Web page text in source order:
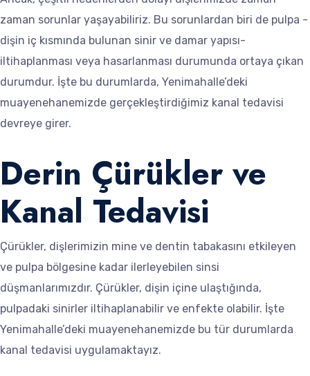
zaman sorunlar yaşayabiliriz. Bu sorunlardan biri de pulpa -
dişin iç kısmında bulunan sinir ve damar yapısı-
iltihaplanması veya hasarlanması durumunda ortaya çıkan
durumdur. İşte bu durumlarda, Yenimahalle’deki
muayenehanemizde gerçekleştirdiğimiz kanal tedavisi
devreye girer.
Derin Çürükler ve
Kanal Tedavisi
Çürükler, dişlerimizin mine ve dentin tabakasını etkileyen
ve pulpa bölgesine kadar ilerleyebilen sinsi
düşmanlarımızdır. Çürükler, dişin içine ulaştığında,
pulpadaki sinirler iltihaplanabilir ve enfekte olabilir. İşte
Yenimahalle’deki muayenehanemizde bu tür durumlarda
kanal tedavisi uygulamaktayız.